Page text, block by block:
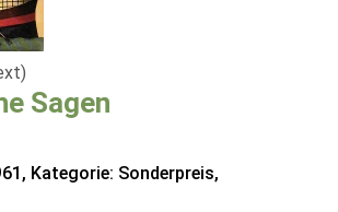
Sagen
Kategorie: Sonderpreis,